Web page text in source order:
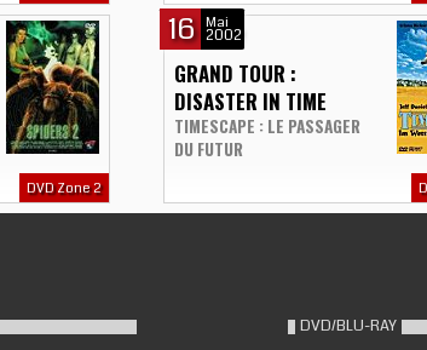
DVD Zone 2
16 Mai
2002
GRAND TOUR :
DISASTER IN TIME
TIMESCAPE : LE PASSAGER
DU FUTUR
DVD/BLU-RAY